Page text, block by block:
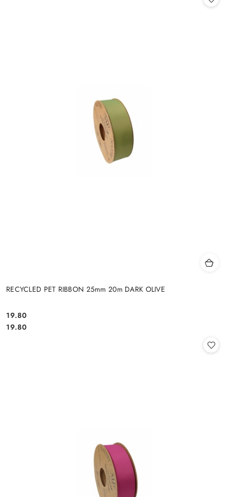
RECYCLED PET RIBBON 25mm 20m DARK OLIVE
Cena:
19.80
Cena:
19.80